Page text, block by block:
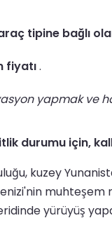
tipine bağlı
fiyatı.
yapmak ve
durumu için,
kuzey
yürüyüş